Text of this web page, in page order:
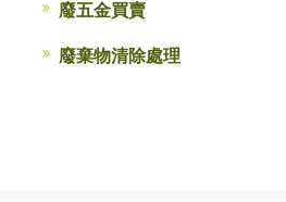
廢五金買賣
廢棄物清除處理